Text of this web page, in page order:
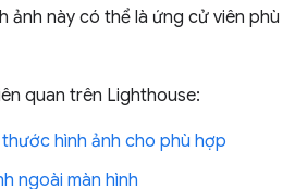
ảnh này có thể là ứng cử viên phù
quan trên Lighthouse:
hình ảnh cho phù hợp
ngoài màn hình